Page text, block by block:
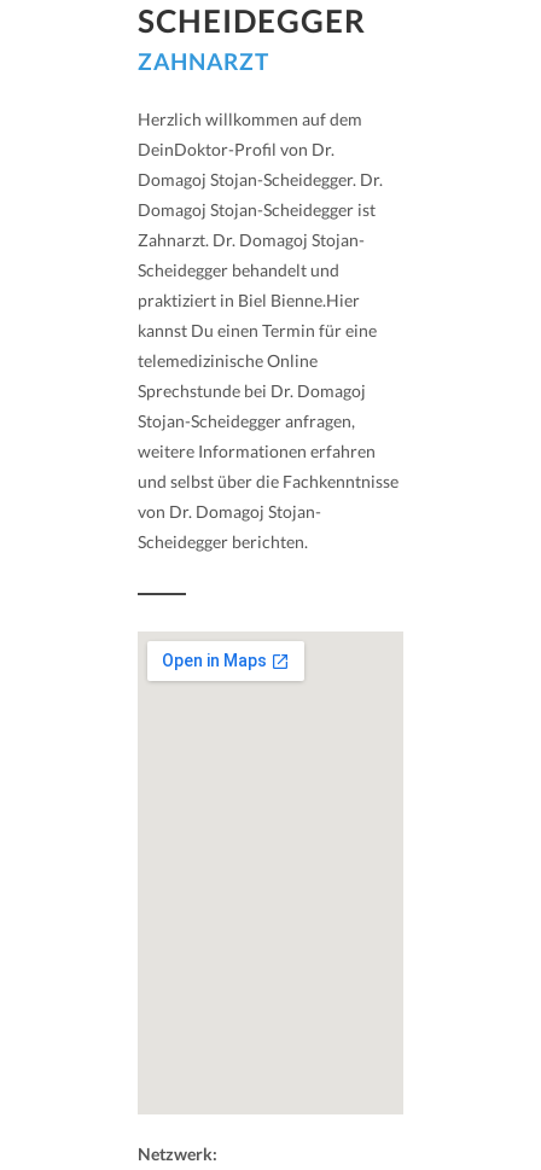
SCHEIDEGGER
ZAHNARZT
Herzlich willkommen auf dem
DeinDoktor-Profil von Dr.
Domagoj Stojan-Scheidegger. Dr.
Domagoj Stojan-Scheidegger ist
Zahnarzt. Dr. Domagoj Stojan-
Scheidegger behandelt und
praktiziert in Biel Bienne.Hier
kannst Du einen Termin für eine
telemedizinische Online
Sprechstunde bei Dr. Domagoj
Stojan-Scheidegger anfragen,
weitere Informationen erfahren
und selbst über die Fachkenntnisse
von Dr. Domagoj Stojan-
Scheidegger berichten.
Netzwerk: